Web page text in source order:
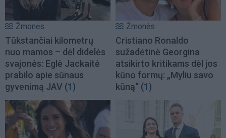
Žmonės
Tūkstančiai kilometrų
nuo mamos – dėl didelės
svajonės: Eglė Jackaitė
prabilo apie sūnaus
gyvenimą JAV (1)
Žmonės
Cristiano Ronaldo
sužadėtinė Georgina
atsikirto kritikams dėl jos
kūno formų: „Myliu savo
kūną“ (1)